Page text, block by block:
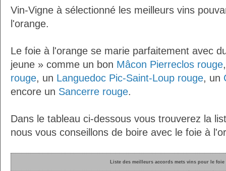
Vin-Vigne à sélectionné les meilleurs vins
l'orange.
Le foie à l'orange se marie parfaitement avec
jeune » comme un bon Mâcon Pierreclos rouge
rouge, un Languedoc Pic-Saint-Loup rouge, un
encore un Sancerre rouge.
Dans le tableau ci-dessous vous trouverez la
nous vous conseillons de boire avec le foie à
Liste des meilleurs accords mets vins pour le foie